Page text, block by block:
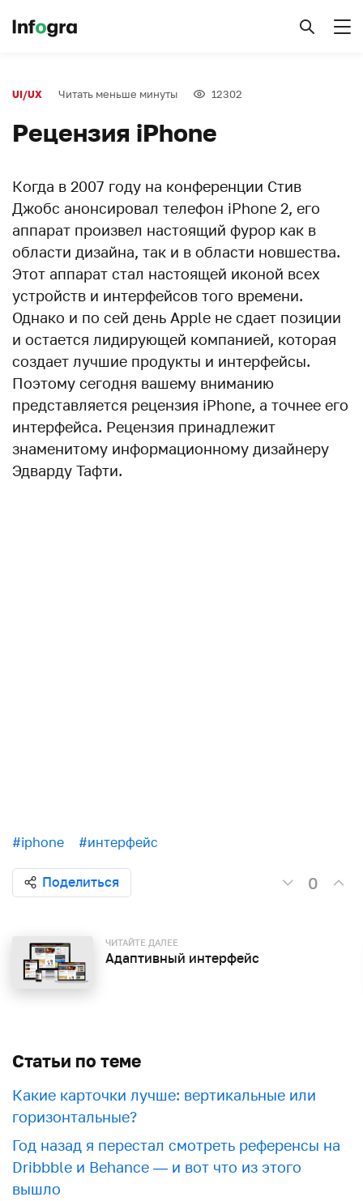
UI/UX Читать меньше минуты 12302
Рецензия iPhone
Когда в 2007 году на конференции Стив
Джобс анонсировал телефон iPhone 2, его
аппарат произвел настоящий фурор как в
области дизайна, так и в области новшества.
Этот аппарат стал настоящей иконой всех
устройств и интерфейсов того времени.
Однако и по сей день Apple не сдает позиции
и остается лидирующей компанией, которая
создает лучшие продукты и интерфейсы.
Поэтому сегодня вашему вниманию
представляется рецензия iPhone, а точнее его
интерфейса. Рецензия принадлежит
знаменитому информационному дизайнеру
Эдварду Тафти.
#iphone #интерфейс
Поделиться 0
ЧИТАЙТЕ ДАЛЕЕ
Адаптивный интерфейс
Статьи по теме
Какие карточки лучше: вертикальные или
горизонтальные?
Год назад я перестал смотреть референсы на
Dribbble и Behance — и вот что из этого
вышло